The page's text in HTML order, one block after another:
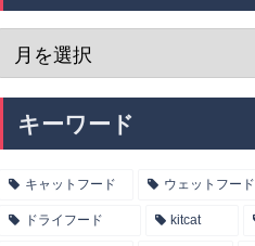
キーワード
キャットフード ウェットフード
ドライフード kitcat